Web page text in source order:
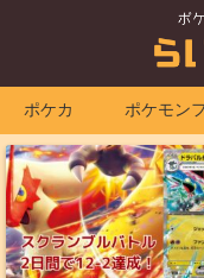
ポケカ ポケモン